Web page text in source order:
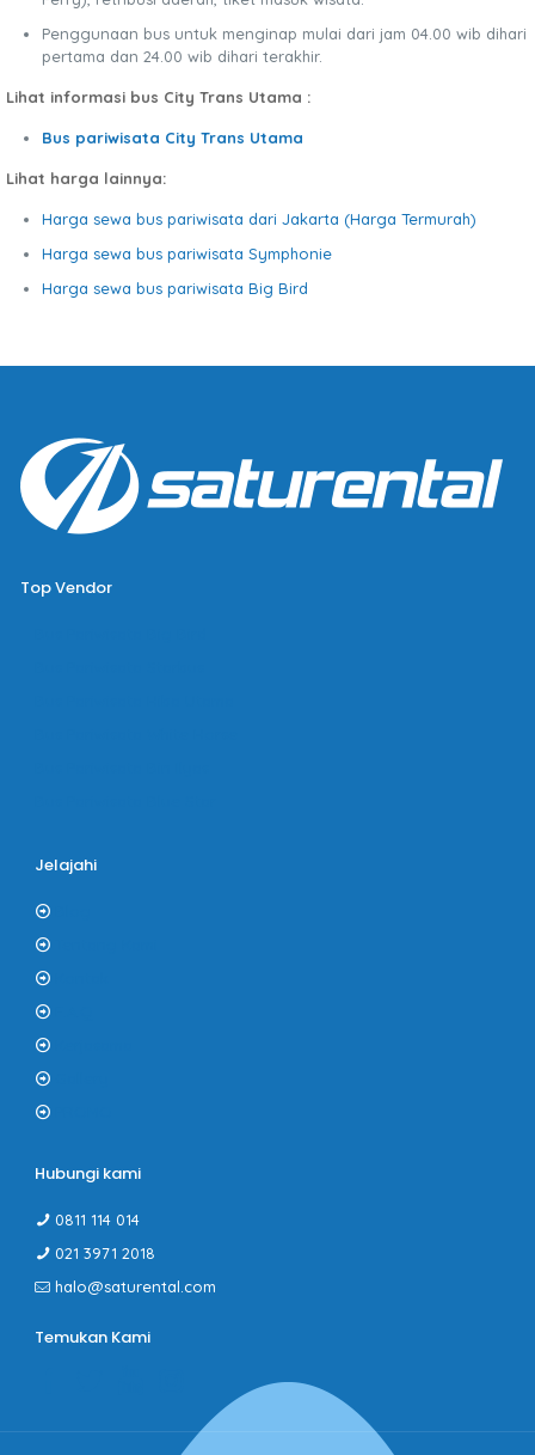
Penggunaan bus untuk menginap mulai dari jam 04.00 wib dihari
pertama dan 24.00 wib dihari terakhir.
Lihat informasi bus City Trans Utama :
Bus pariwisata City Trans Utama
Lihat harga lainnya:
Harga sewa bus pariwisata dari Jakarta (Harga Termurah)
Harga sewa bus pariwisata Symphonie
Harga sewa bus pariwisata Big Bird
Top Vendor
Jelajahi
Hubungi kami
0811 114 014
021 3971 2018
halo@saturental.com
Temukan Kami